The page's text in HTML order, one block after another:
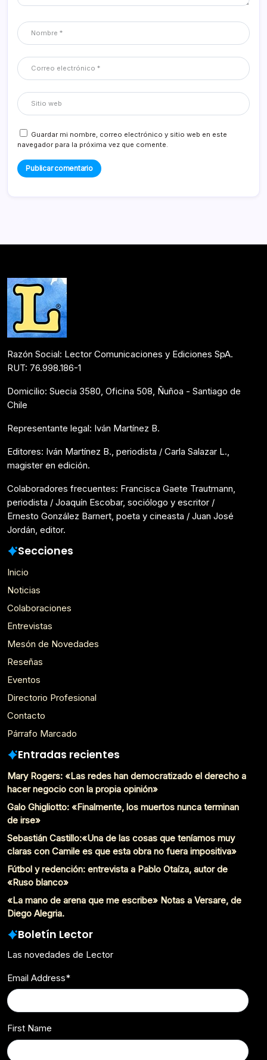
Guardar mi nombre, correo electrónico y sitio web en este
navegador para la próxima vez que comente.
Razón Social: Lector Comunicaciones y Ediciones SpA.
RUT: 76.998.186-1
Domicilio: Suecia 3580, Oficina 508, Ñuñoa - Santiago de
Chile
Representante legal: Iván Martínez B.
Editores: Iván Martínez B., periodista / Carla Salazar L.,
magister en edición.
Colaboradores frecuentes: Francisca Gaete Trautmann,
periodista / Joaquín Escobar, sociólogo y escritor /
Ernesto González Barnert, poeta y cineasta / Juan José
Jordán, editor.
Secciones
Inicio
Noticias
Colaboraciones
Entrevistas
Mesón de Novedades
Reseñas
Eventos
Directorio Profesional
Contacto
Párrafo Marcado
Entradas recientes
Mary Rogers: «Las redes han democratizado el derecho a
hacer negocio con la propia opinión»
Galo Ghigliotto: «Finalmente, los muertos nunca terminan
de irse»
Sebastián Castillo:«Una de las cosas que teníamos muy
claras con Camile es que esta obra no fuera impositiva»
Fútbol y redención: entrevista a Pablo Otaíza, autor de
«Ruso blanco»
«La mano de arena que me escribe» Notas a Versare, de
Diego Alegria.
Boletín Lector
Las novedades de Lector
Email Address*
First Name